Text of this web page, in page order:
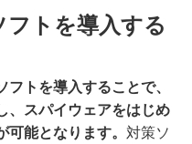
トを導入する
トを導入することで、
、スパイウェアをはじめ
能となります。 対策ソ